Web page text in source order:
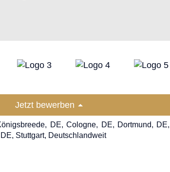
Jetzt bewerben
DE, Cologne, DE, Dortmund,
Stuttgart, Deutschlandweit